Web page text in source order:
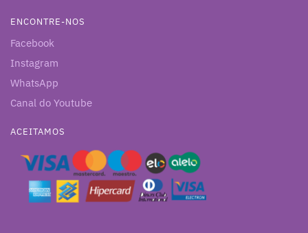
ENCONTRE-NOS
Facebook
Instagram
WhatsApp
Canal do Youtube
ACEITAMOS